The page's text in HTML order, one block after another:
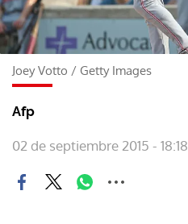
Joey Votto / Getty Images
Afp
02 de septiembre 2015 - 18:18